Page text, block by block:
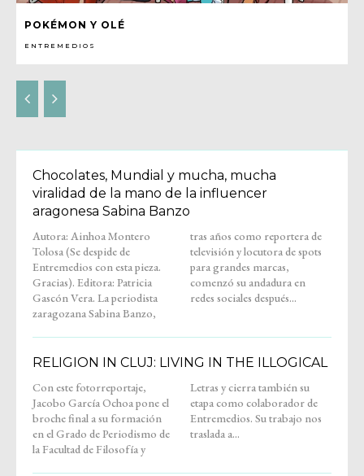
POKÉMON Y OLÉ
ENTREMEDIOS
Chocolates, Mundial y mucha, mucha
viralidad de la mano de la influencer
aragonesa Sabina Banzo
Autora: Ainhoa Montero
Tolosa (Se despide de
Entremedios con esta pieza.
Gracias). Editora: Patricia
Gascón Vera. La periodista
zaragozana Sabina Banzo,
tras años como reportera de
televisión y locutora de spots
para grandes marcas,
comenzó su andadura en
redes sociales después...
RELIGION IN CLUJ: LIVING IN THE ILLOGICAL
Con este fotorreportaje,
Jacobo García Ochoa pone el
broche final a su formación
en el Grado de Periodismo de
la Facultad de Filosofía y
Letras y cierra también su
etapa como colaborador de
Entremedios. Su trabajo nos
traslada a...